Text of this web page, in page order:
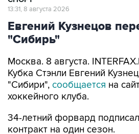
13:31, 8 августа 2026
Евгений Кузнецов
"Сибирь"
Москва. 8 августа.
Кубка Стэнли Евгений
"Сибири", сообщается на
хоккейного клуба.
34-летний форвард
контракт на один сезон.